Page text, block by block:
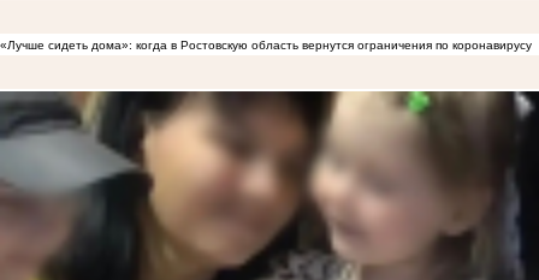
«Лучше сидеть дома»: когда в Ростовскую область вернутся ограничения по коронавирусу